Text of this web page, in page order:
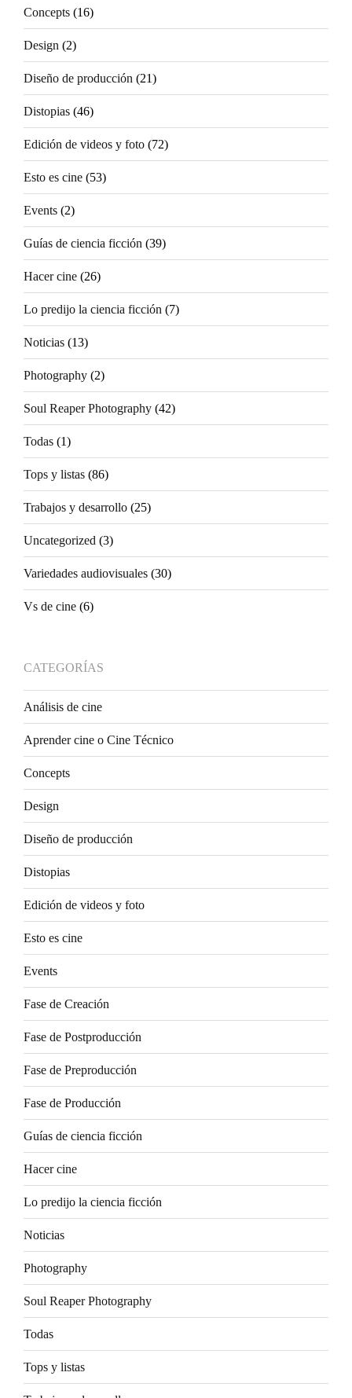
Concepts (16)
Design (2)
Diseño de producción (21)
Distopias (46)
Edición de videos y foto (72)
Esto es cine (53)
Events (2)
Guías de ciencia ficción (39)
Hacer cine (26)
Lo predijo la ciencia ficción (7)
Noticias (13)
Photography (2)
Soul Reaper Photography (42)
Todas (1)
Tops y listas (86)
Trabajos y desarrollo (25)
Uncategorized (3)
Variedades audiovisuales (30)
Vs de cine (6)
CATEGORÍAS
Análisis de cine
Aprender cine o Cine Técnico
Concepts
Design
Diseño de producción
Distopias
Edición de videos y foto
Esto es cine
Events
Fase de Creación
Fase de Postproducción
Fase de Preproducción
Fase de Producción
Guías de ciencia ficción
Hacer cine
Lo predijo la ciencia ficción
Noticias
Photography
Soul Reaper Photography
Todas
Tops y listas